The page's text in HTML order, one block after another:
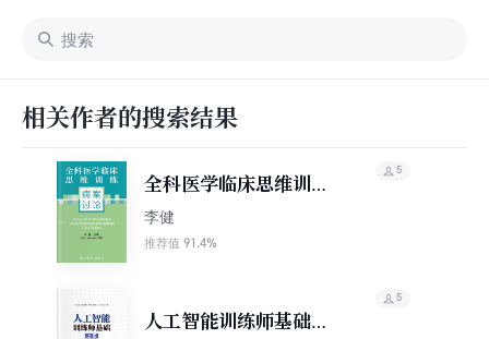
相关作者的搜索结果
全科医学临床思维训
练：病案讨论
李健
推荐值 91.4%
5
人工智能训练师基础
5